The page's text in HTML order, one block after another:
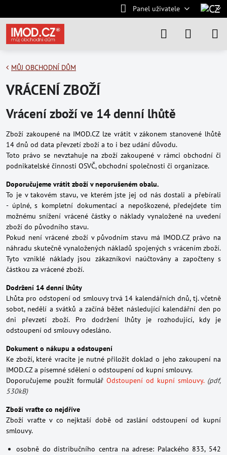
Panel uživatele
MŮJ OBCHODNÍ DŮM
VRÁCENÍ ZBOŽÍ
Vrácení zboží ve 14 denní lhůtě
Zboží zakoupené na IMOD.CZ lze vrátit v zákonem stanovené lhůtě
14 dnů od data převzetí zboží a to i bez udání důvodu.
Toto právo se nevztahuje na zboží zakoupené v rámci obchodní či
podnikatelské činnosti OSVČ, obchodní společnosti či organizace.
Doporučujeme vrátit zboží v neporušeném obalu.
To je v takovém stavu, ve kterém jste jej od nás dostali a přebírali
- úplné, s kompletní dokumentací a nepoškozené, předejdete tím
možnému snížení vrácené částky o náklady vynaložené na uvedení
zboží do původního stavu.
Pokud není vrácené zboží v původním stavu má IMOD.CZ právo na
náhradu skutečně vynaložených nákladů spojených s vrácením zboží.
Tyto vzniklé náklady jsou zákazníkovi naúčtovány a započteny s
částkou za vrácené zboží.
Dodržení 14 denní lhůty
Lhůta pro odstopení od smlouvy trvá 14 kalendářních dnů, tj. včetně
sobot, nedělí a svátků a začíná běžet následující kalendářní den po
dni převzetí zboží. Pro dodržení lhůty je rozhodující, kdy je
odstoupení od smlouvy odesláno.
Dokument o nákupu a odstoupení
Ke zboží, které vracíte je nutné přiložit doklad o jeho zakoupení na
IMOD.CZ a písemné sdělení o odstoupení od kupní smlouvy.
Doporučujeme použít formulář Odstoupení od kupní smlouvy. (pdf,
530kB)
Zboží vraťte co nejdříve
Zboží vraťte v co nejktaší době od zaslání odstoupení od kupní
smlouvy.
osobně do distribučního centra na adrese: Palackého 833, 542